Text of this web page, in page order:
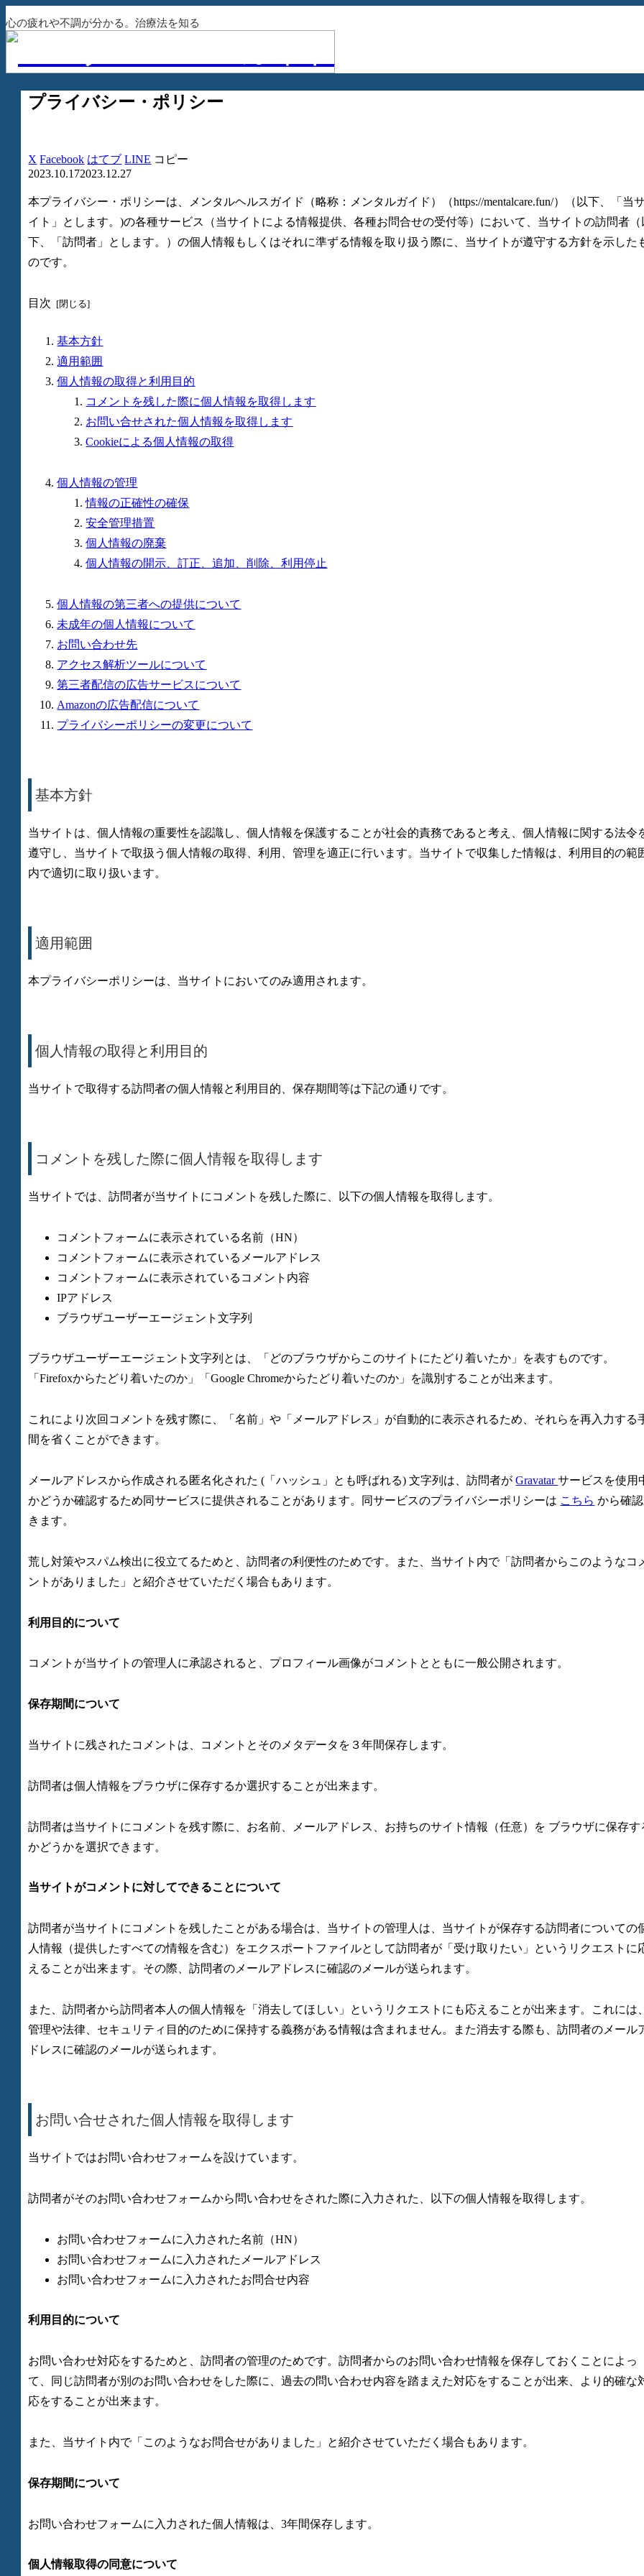
心の疲れや不調が分かる。治療法を知る
プライバシー・ポリシー
X Facebook はてブ LINE コピー
2023.10.172023.12.27
本プライバシー・ポリシーは、メンタルヘルスガイド（略称：メンタルガイド）（https://mentalcare.fun/）（以下、「当
イト」とします。)の各種サービス（当サイトによる情報提供、各種お問合せの受付等）において、当サイトの訪問者（
下、「訪問者」とします。）の個人情報もしくはそれに準ずる情報を取り扱う際に、当サイトが遵守する方針を示した
のです。
目次
基本方針
適用範囲
個人情報の取得と利用目的
コメントを残した際に個人情報を取得します
お問い合せされた個人情報を取得します
Cookieによる個人情報の取得
個人情報の管理
情報の正確性の確保
安全管理措置
個人情報の廃棄
個人情報の開示、訂正、追加、削除、利用停止
個人情報の第三者への提供について
未成年の個人情報について
お問い合わせ先
アクセス解析ツールについて
第三者配信の広告サービスについて
Amazonの広告配信について
プライバシーポリシーの変更について
基本方針
当サイトは、個人情報の重要性を認識し、個人情報を保護することが社会的責務であると考え、個人情報に関する法令
遵守し、当サイトで取扱う個人情報の取得、利用、管理を適正に行います。当サイトで収集した情報は、利用目的の範
内で適切に取り扱います。
適用範囲
本プライバシーポリシーは、当サイトにおいてのみ適用されます。
個人情報の取得と利用目的
当サイトで取得する訪問者の個人情報と利用目的、保存期間等は下記の通りです。
コメントを残した際に個人情報を取得します
当サイトでは、訪問者が当サイトにコメントを残した際に、以下の個人情報を取得します。
コメントフォームに表示されている名前（HN）
コメントフォームに表示されているメールアドレス
コメントフォームに表示されているコメント内容
IPアドレス
ブラウザユーザーエージェント文字列
ブラウザユーザーエージェント文字列とは、「どのブラウザからこのサイトにたどり着いたか」を表すものです。
「Firefoxからたどり着いたのか」「Google Chromeからたどり着いたのか」を識別することが出来ます。
これにより次回コメントを残す際に、「名前」や「メールアドレス」が自動的に表示されるため、それらを再入力する
間を省くことができます。
メールアドレスから作成される匿名化された (「ハッシュ」とも呼ばれる) 文字列は、訪問者がGravatarサービスを使用
かどうか確認するため同サービスに提供されることがあります。同サービスのプライバシーポリシーは こちら から確
きます。
荒し対策やスパム検出に役立てるためと、訪問者の利便性のためです。また、当サイト内で「訪問者からこのようなコ
ントがありました」と紹介させていただく場合もあります。
利用目的について
コメントが当サイトの管理人に承認されると、プロフィール画像がコメントとともに一般公開されます。
保存期間について
当サイトに残されたコメントは、コメントとそのメタデータを３年間保存します。
訪問者は個人情報をブラウザに保存するか選択することが出来ます。
訪問者は当サイトにコメントを残す際に、お名前、メールアドレス、お持ちのサイト情報（任意）を ブラウザに保存す
かどうかを選択できます。
当サイトがコメントに対してできることについて
訪問者が当サイトにコメントを残したことがある場合は、当サイトの管理人は、当サイトが保存する訪問者についての
人情報（提供したすべての情報を含む）をエクスポートファイルとして訪問者が「受け取りたい」というリクエストに
えることが出来ます。その際、訪問者のメールアドレスに確認のメールが送られます。
また、訪問者から訪問者本人の個人情報を「消去してほしい」というリクエストにも応えることが出来ます。これには
管理や法律、セキュリティ目的のために保持する義務がある情報は含まれません。また消去する際も、訪問者のメール
ドレスに確認のメールが送られます。
お問い合せされた個人情報を取得します
当サイトではお問い合わせフォームを設けています。
訪問者がそのお問い合わせフォームから問い合わせをされた際に入力された、以下の個人情報を取得します。
お問い合わせフォームに入力された名前（HN）
お問い合わせフォームに入力されたメールアドレス
お問い合わせフォームに入力されたお問合せ内容
利用目的について
お問い合わせ対応をするためと、訪問者の管理のためです。訪問者からのお問い合わせ情報を保存しておくことによっ
て、同じ訪問者が別のお問い合わせをした際に、過去の問い合わせ内容を踏まえた対応をすることが出来、より的確な
応をすることが出来ます。
また、当サイト内で「このようなお問合せがありました」と紹介させていただく場合もあります。
保存期間について
お問い合わせフォームに入力された個人情報は、3年間保存します。
個人情報取得の同意について